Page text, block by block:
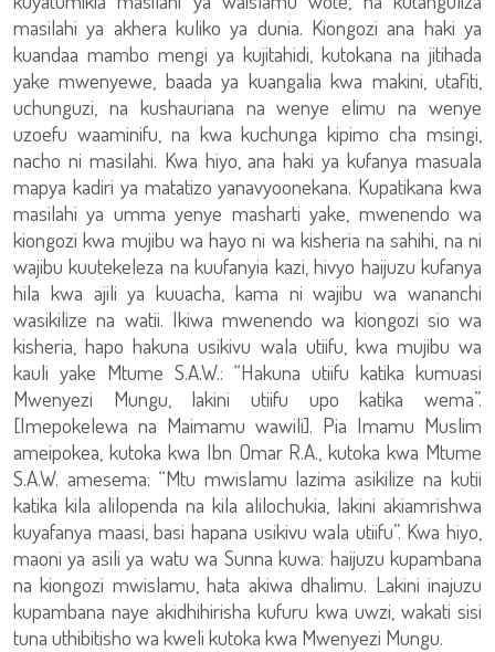
masilahi ya akhera kuliko ya dunia. Kiongozi ana haki ya
kuandaa mambo mengi ya kujitahidi, kutokana na jitihada
yake mwenyewe, baada ya kuangalia kwa makini, utafiti,
uchunguzi, na kushauriana na wenye elimu na wenye
uzoefu waaminifu, na kwa kuchunga kipimo cha msingi,
nacho ni masilahi. Kwa hiyo, ana haki ya kufanya masuala
mapya kadiri ya matatizo yanavyoonekana. Kupatikana kwa
masilahi ya umma yenye masharti yake, mwenendo wa
kiongozi kwa mujibu wa hayo ni wa kisheria na sahihi, na ni
wajibu kuutekeleza na kuufanyia kazi, hivyo haijuzu kufanya
hila kwa ajili ya kuuacha, kama ni wajibu wa wananchi
wasikilize na watii. Ikiwa mwenendo wa kiongozi sio wa
kisheria, hapo hakuna usikivu wala utiifu, kwa mujibu wa
kauli yake Mtume S.A.W.: “Hakuna utiifu katika kumuasi
Mwenyezi Mungu, lakini utiifu upo katika wema”.
[Imepokelewa na Maimamu wawili]. Pia Imamu Muslim
ameipokea, kutoka kwa Ibn Omar R.A., kutoka kwa Mtume
S.A.W. amesema: “Mtu mwislamu lazima asikilize na kutii
katika kila alilopenda na kila alilochukia, lakini akiamrishwa
kuyafanya maasi, basi hapana usikivu wala utiifu”. Kwa hiyo,
maoni ya asili ya watu wa Sunna kuwa: haijuzu kupambana
na kiongozi mwislamu, hata akiwa dhalimu. Lakini inajuzu
kupambana naye akidhihirisha kufuru kwa uwzi, wakati sisi
tuna uthibitisho wa kweli kutoka kwa Mwenyezi Mungu.